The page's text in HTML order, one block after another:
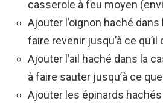
casserole à feu moyen
Ajouter l’oignon haché
faire revenir jusqu’à ce
Ajouter l’ail haché dans la
à faire sauter jusqu’à ce
Ajouter les épinards